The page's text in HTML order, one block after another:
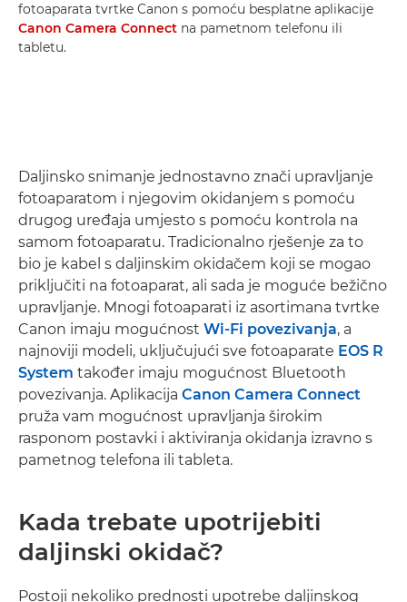
fotoaparata tvrtke Canon s pomoću besplatne aplikacije
Canon Camera Connect na pametnom telefonu ili
tabletu.
Daljinsko snimanje jednostavno znači upravljanje
fotoaparatom i njegovim okidanjem s pomoću
drugog uređaja umjesto s pomoću kontrola na
samom fotoaparatu. Tradicionalno rješenje za to
bio je kabel s daljinskim okidačem koji se mogao
priključiti na fotoaparat, ali sada je moguće bežično
upravljanje. Mnogi fotoaparati iz asortimana tvrtke
Canon imaju mogućnost Wi-Fi povezivanja, a
najnoviji modeli, uključujući sve fotoaparate EOS R
System također imaju mogućnost Bluetooth
povezivanja. Aplikacija Canon Camera Connect
pruža vam mogućnost upravljanja širokim
rasponom postavki i aktiviranja okidanja izravno s
pametnog telefona ili tableta.
Kada trebate upotrijebiti
daljinski okidač?
Postoji nekoliko prednosti upotrebe daljinskog